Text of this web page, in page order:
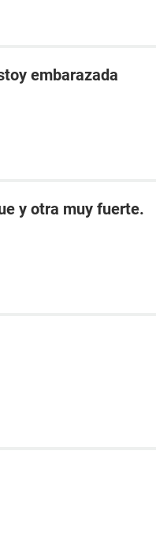
embarazada
y otra muy fuerte.